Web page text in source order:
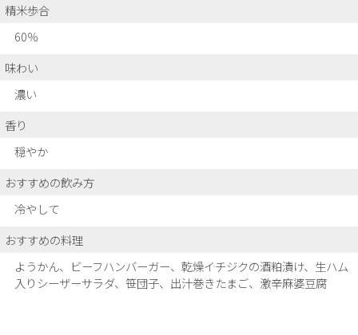
精米歩合
60％
味わい
濃い
香り
穏やか
おすすめの飲み方
冷やして
おすすめの料理
ようかん、ビーフハンバーガー、乾燥イチジクの酒粕漬け、生ハム
入りシーザーサラダ、 笹団子、出汁巻きたまご、激辛麻婆豆腐